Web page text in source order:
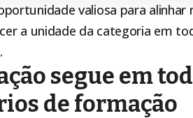
valiosa para
a unidade da categoria em
segue em
de formação